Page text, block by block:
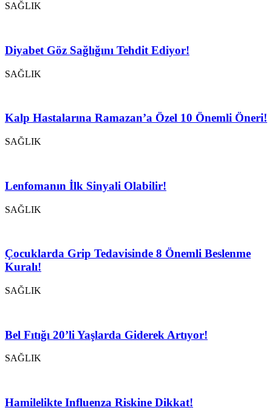
SAĞLIK
Diyabet Göz Sağlığını Tehdit Ediyor!
SAĞLIK
Kalp Hastalarına Ramazan’a Özel 10 Önemli Öneri!
SAĞLIK
Lenfomanın İlk Sinyali Olabilir!
SAĞLIK
Çocuklarda Grip Tedavisinde 8 Önemli Beslenme
Kuralı!
SAĞLIK
Bel Fıtığı 20’li Yaşlarda Giderek Artıyor!
SAĞLIK
Hamilelikte Influenza Riskine Dikkat!